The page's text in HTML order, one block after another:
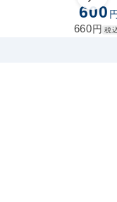
600
660円 税